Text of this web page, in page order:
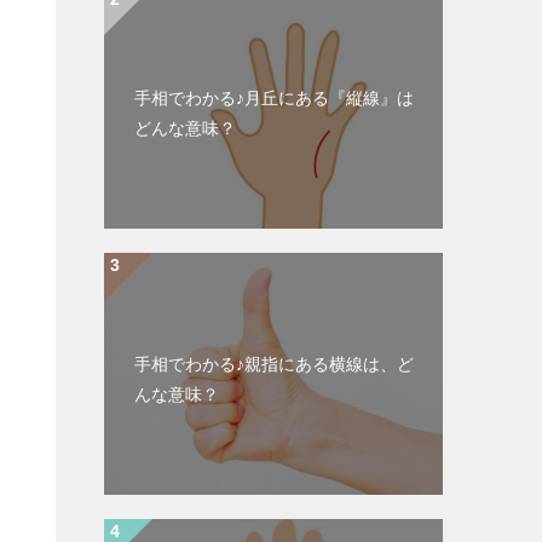
手相でわかる♪月丘にある『縦線』は
どんな意味？
手相でわかる♪親指にある横線は、ど
んな意味？